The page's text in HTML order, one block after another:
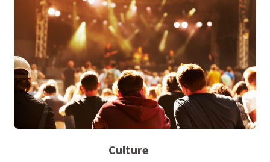
Culture